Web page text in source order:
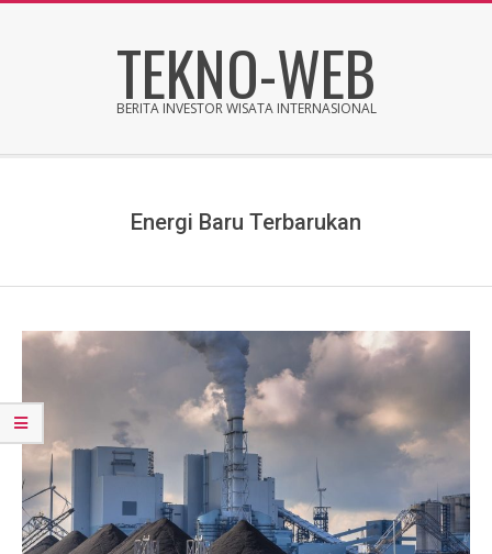
TEKNO-WEB
BERITA INVESTOR WISATA INTERNASIONAL
Energi Baru Terbarukan